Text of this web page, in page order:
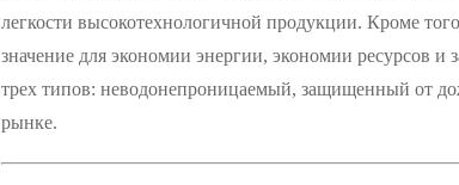
легкости высокотехнологичной продукции. Кроме
значение для экономии энергии, экономии
трех типов: неводонепроницаемый, защищенный от
рынке.